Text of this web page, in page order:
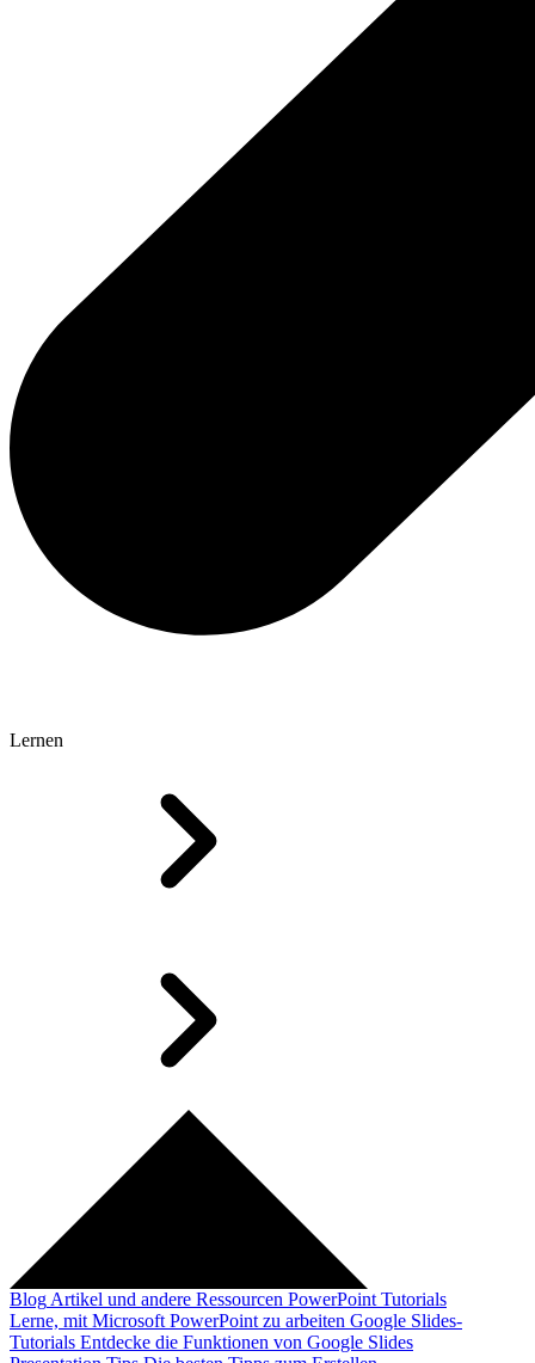
Lernen
Blog Artikel und andere Ressourcen PowerPoint Tutorials
Lerne, mit Microsoft PowerPoint zu arbeiten Google Slides-
Tutorials Entdecke die Funktionen von Google Slides